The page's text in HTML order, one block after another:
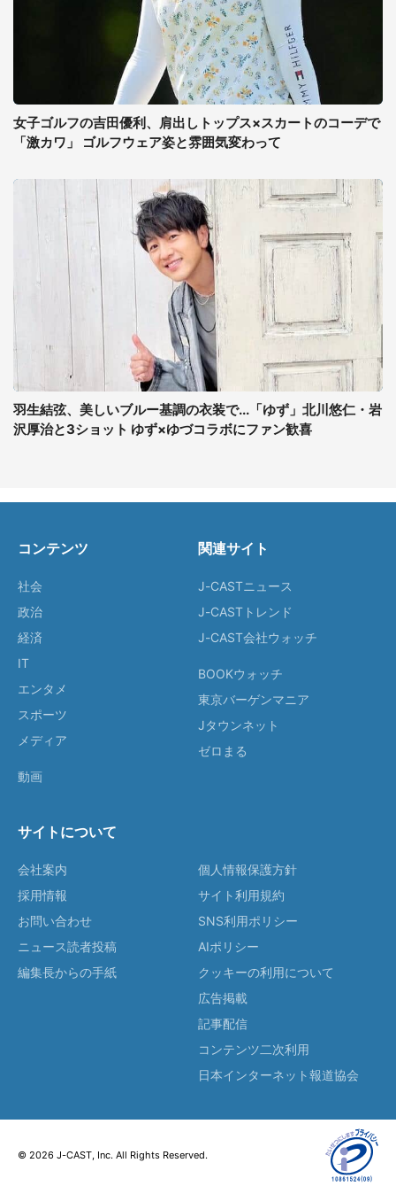
女子ゴルフの吉田優利、肩出しトップス×スカートのコーデで
「激カワ」 ゴルフウェア姿と雰囲気変わって
羽生結弦、美しいブルー基調の衣装で...「ゆず」北川悠仁・岩
沢厚治と3ショット ゆず×ゆづコラボにファン歓喜
コンテンツ
社会
政治
経済
IT
エンタメ
スポーツ
メディア
動画
関連サイト
J-CASTニュース
J-CASTトレンド
J-CAST会社ウォッチ
BOOKウォッチ
東京バーゲンマニア
Jタウンネット
ゼロまる
サイトについて
会社案内
採用情報
お問い合わせ
ニュース読者投稿
編集長からの手紙
個人情報保護方針
サイト利用規約
SNS利用ポリシー
AIポリシー
クッキーの利用について
広告掲載
記事配信
コンテンツ二次利用
日本インターネット報道協会
© 2026 J-CAST, Inc. All Rights Reserved.